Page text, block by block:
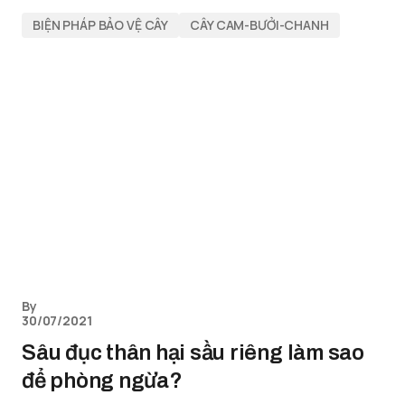
BIỆN PHÁP BẢO VỆ CÂY CÂY CAM-BƯỞI-CHANH
By
30/07/2021
Sâu đục thân hại sầu riêng làm sao
để phòng ngừa?